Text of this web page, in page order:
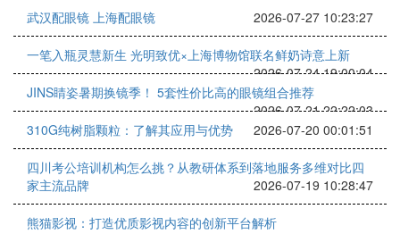
武汉配眼镜 上海配眼镜 2026-07-27 10:23:27
一笔入瓶灵慧新生 光明致优×上海博物馆联名鲜奶诗意上新
2026-07-24 19:00:04
JINS睛姿暑期换镜季！ 5套性价比高的眼镜组合推荐
2026-07-21 22:22:03
310G纯树脂颗粒：了解其应用与优势
2026-07-20 00:01:51
四川考公培训机构怎么挑？从教研体系到落地服务多维对比四
家主流品牌
2026-07-19 10:28:47
熊猫影视：打造优质影视内容的创新平台解析